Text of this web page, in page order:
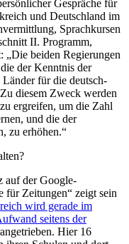
Gespräche für
und Deutschland im
Sprachkursen
II. Programm,
„Die beiden Regierungen
der Kenntnis der
Länder für die deutsch-
diesem Zweck werden
ergreifen, um die Zahl
und die der
zu erhöhen.“
auf der Google-
für Zeitungen“ zeigt sein
wird gerade im
seitens der
Hier 16